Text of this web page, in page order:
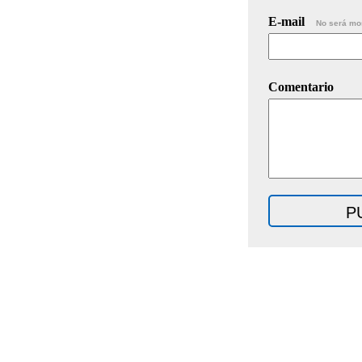
E-mail No será
Comentario